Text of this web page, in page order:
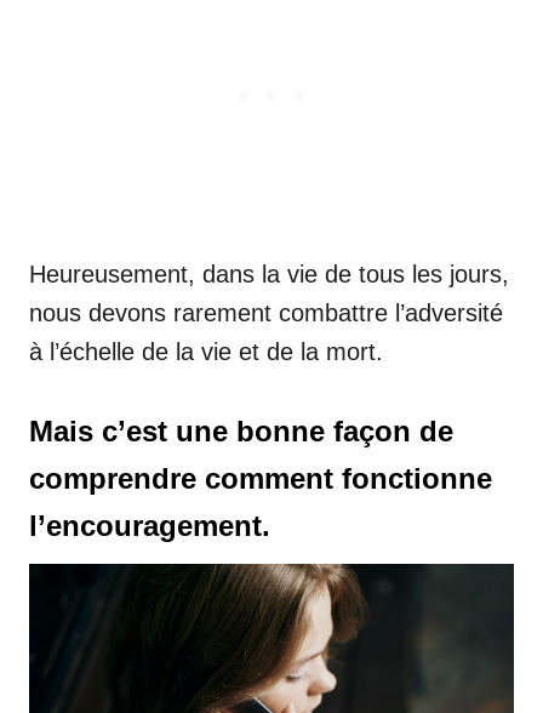
Heureusement, dans la vie de tous les jours,
nous devons rarement combattre l’adversité
à l’échelle de la vie et de la mort.
Mais c’est une bonne façon de
comprendre comment fonctionne
l’encouragement.